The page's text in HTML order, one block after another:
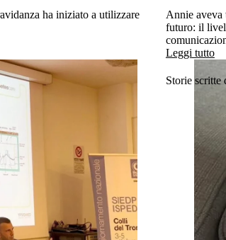
ha iniziato a utilizzare
Annie aveva
futuro: il
cambiato
Leggi tutto
Storie scritte